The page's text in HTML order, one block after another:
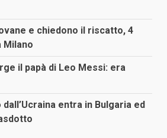
e chiedono il riscatto, 4
Milano
il papà di Leo Messi: era
entra in Bulgaria ed